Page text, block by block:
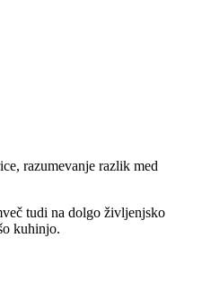
razumevanje razlik med
tudi na dolgo življenjsko
kuhinjo.